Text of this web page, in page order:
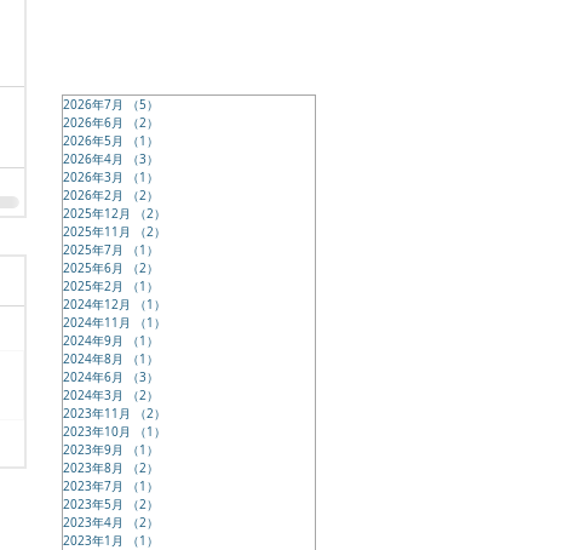
2026年7月 （5）
2026年6月
（2）
2026年5月
（1）
2026年4月
（3）
2026年3月
（1）
2026年2月
（2）
2025年12月
（2）
2025年11月
（2）
2025年7月
（1）
2025年6月
（2）
2025年2月
（1）
2024年12月
（1）
2024年11月
（1）
2024年9月
（1）
2024年8月
（1）
2024年6月
（3）
2024年3月
（2）
2023年11月
（2）
2023年10月
（1）
2023年9月
（1）
2023年8月
（2）
2023年7月
（1）
2023年5月
（2）
2023年4月
（2）
2023年1月
（1）